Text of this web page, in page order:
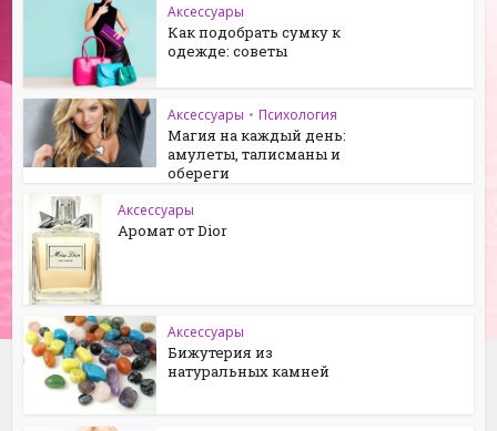
Аксессуары
Как подобрать сумку к
одежде: советы
Аксессуары • Психология
Магия на каждый день:
амулеты, талисманы и
обереги
Аксессуары
Аромат от Dior
Аксессуары
Бижутерия из
натуральных камней